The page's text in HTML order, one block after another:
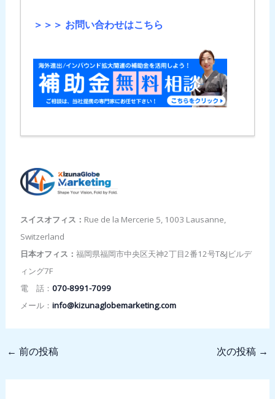
＞＞＞ お問い合わせはこちら
スイスオフィス： Rue de la Mercerie 5, 1003 Lausanne,
Switzerland
日本オフィス： 福岡県福岡市中央区天神2丁目2番12号T&Jビルデ
ィング7F
電 話： 070-8991-7099
メール： info@kizunaglobemarketing.com
← 前の投稿 次の投稿 →